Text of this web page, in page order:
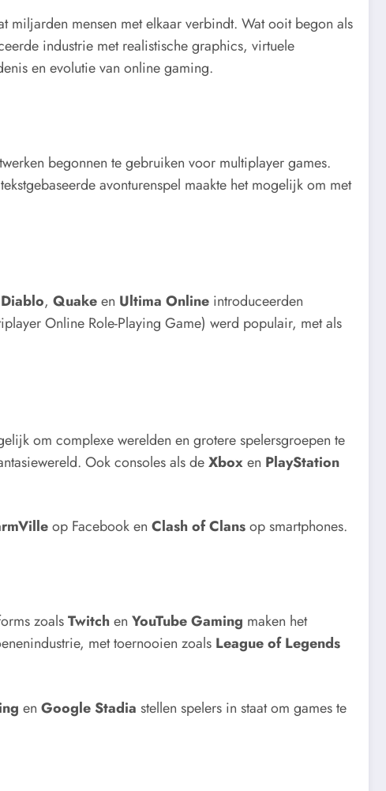
mensen met elkaar verbindt. Wat ooit begon als
industrie met realistische graphics, virtuele
en evolutie van online gaming.
begonnen te gebruiken voor multiplayer games.
avonturenspel maakte het mogelijk om met
Diablo, Quakeen Ultima Online introduceerden
Online Role-Playing Game) werd populair, met als
om complexe werelden en grotere spelersgroepen te
Ook consoles als deXboxen PlayStation
op Facebook en Clash of Clansop smartphones.
zoalsTwitchen YouTube Gaming maken het
met toernooien zoals League of Legends
en Google Stadia stellen spelers in staat om games te